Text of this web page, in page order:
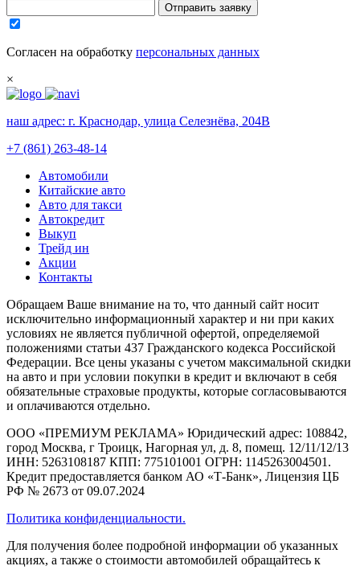
Отправить заявку
Согласен на обработку персональных данных
×
наш адрес: г. Краснодар, улица Селезнёва, 204В
+7 (861) 263-48-14
Автомобили
Китайские авто
Авто для такси
Автокредит
Выкуп
Трейд ин
Акции
Контакты
Обращаем Ваше внимание на то, что данный сайт носит
исключительно информационный характер и ни при каких
условиях не является публичной офертой, определяемой
положениями статьи 437 Гражданского кодекса Российской
Федерации. Все цены указаны с учетом максимальной скидки
на авто и при условии покупки в кредит и включают в себя
обязательные страховые продукты, которые согласовываются
и оплачиваются отдельно.
ООО «ПРЕМИУМ РЕКЛАМА» Юридический адрес: 108842,
город Москва, г Троицк, Нагорная ул, д. 8, помещ. 12/11/12/13
ИНН: 5263108187 КПП: 775101001 ОГРН: 1145263004501.
Кредит предоставляется банком АО «Т-Банк», Лицензия ЦБ
РФ № 2673 от 09.07.2024
Политика конфиденциальности.
Для получения более подробной информации об указанных
акциях, а также о стоимости автомобилей обращайтесь к